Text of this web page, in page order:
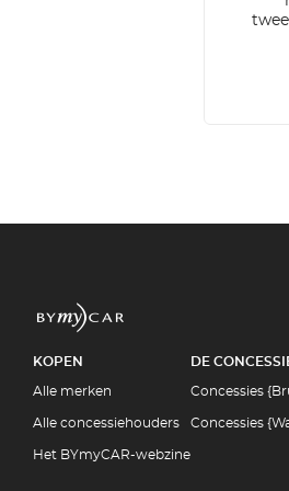
KOPEN
Alle merken
Alle concessiehouders
Het BYmyCAR-webzine
DE
Concessies
Concessies